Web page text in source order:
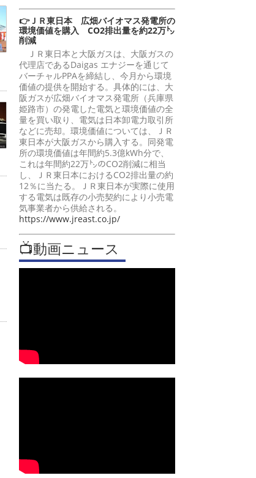
👉ＪＲ東日本 広畑バイオマス発電所の
環境価値を購入 CO2排出量を約22万㌧
削減
ＪＲ東日本と大阪ガスは、大阪ガスの
代理店であるDaigas エナジーを通じて
バーチャルPPAを締結し、今月から環境
価値の提供を開始する。具体的には、大
阪ガスが広畑バイオマス発電所（兵庫県
姫路市）の発電した電気と環境価値の全
量を買い取り、電気は日本卸電力取引所
などに売却。環境価値については、ＪＲ
東日本が大阪ガスから購入する。同発電
所の環境価値は年間約5.3億kWh分で、
これは年間約22万㌧のCO2削減に相当
し、ＪＲ東日本におけるCO2排出量の約
12％に当たる。ＪＲ東日本が実際に使用
する電気は既存の小売契約により小売電
気事業者から供給される。
https://www.jreast.co.jp/
📺動画ニュース